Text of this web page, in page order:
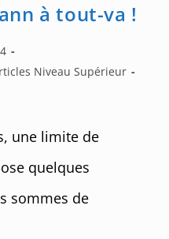
à tout-va !
Niveau Supérieur
une limite de
quelques
sommes de